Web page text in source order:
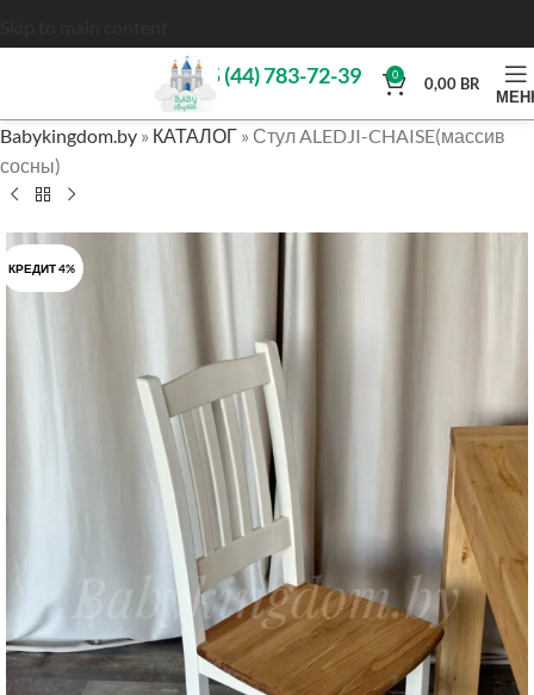
+375 (44) 783-72-39 0 0,00 BR
Babykingdom.by » КАТАЛОГ » Стул ALEDJI-CHAISE(массив
сосны)
КРЕДИТ 4%